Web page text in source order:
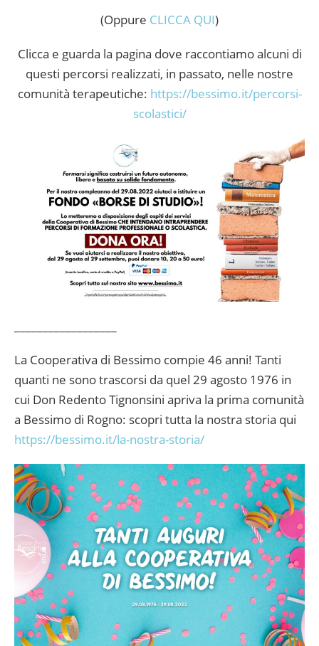
(Oppure CLICCA QUI)
Clicca e guarda la pagina dove raccontiamo alcuni di
questi percorsi realizzati, in passato, nelle nostre
comunità terapeutiche: https://bessimo.it/percorsi-
scolastici/
La Cooperativa di Bessimo compie 46 anni! Tanti
quanti ne sono trascorsi da quel 29 agosto 1976 in
cui Don Redento Tignonsini apriva la prima comunità
a Bessimo di Rogno: scopri tutta la nostra storia qui
https://bessimo.it/la-nostra-storia/